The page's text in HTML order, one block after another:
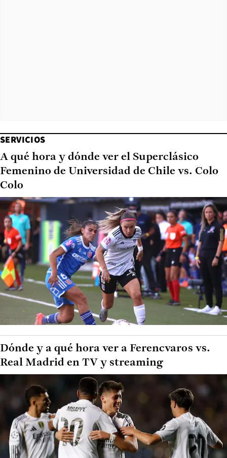
SERVICIOS
A qué hora y dónde ver el Superclásico
Femenino de Universidad de Chile vs. Colo
Colo
Dónde y a qué hora ver a Ferencvaros vs.
Real Madrid en TV y streaming